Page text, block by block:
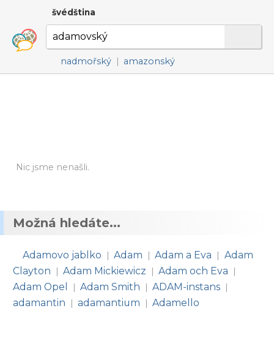
švédština
nadmořský | amazonský
Nic jsme nenašli.
Možná hledáte...
Adamovo jablko | Adam | Adam a Eva | Adam
Clayton
| Adam Mickiewicz | Adam och Eva |
Adam Opel | Adam Smith | ADAM-instans |
adamantin | adamantium | Adamello